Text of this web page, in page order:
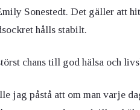
Sonestedt. Det gäller att
hålls stabilt.
chans till god hälsa och
jag påstå att om man varje